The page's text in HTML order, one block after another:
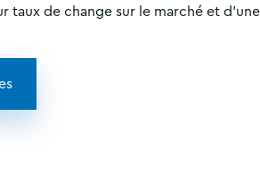
taux de change sur le marché et